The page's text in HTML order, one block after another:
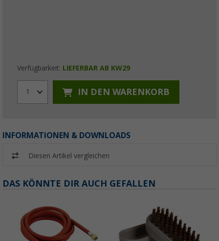
Verfügbarkeit: LIEFERBAR AB KW29
1 IN DEN WARENKORB
INFORMATIONEN & DOWNLOADS
Diesen Artikel vergleichen
DAS KÖNNTE DIR AUCH GEFALLEN